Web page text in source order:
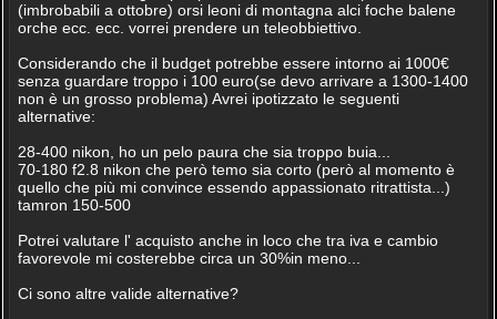
(imbrobabili a ottobre) orsi leoni di montagna alci foche balene
orche ecc. ecc. vorrei prendere un teleobbiettivo.
Considerando che il budget potrebbe essere intorno ai 1000€
senza guardare troppo i 100 euro(se devo arrivare a 1300-1400
non è un grosso problema) Avrei ipotizzato le seguenti
alternative:
28-400 nikon, ho un pelo paura che sia troppo buia...
70-180 f2.8 nikon che però temo sia corto (però al momento è
quello che più mi convince essendo appassionato ritrattista...)
tamron 150-500
Potrei valutare l' acquisto anche in loco che tra iva e cambio
favorevole mi costerebbe circa un 30%in meno...
Ci sono altre valide alternative?